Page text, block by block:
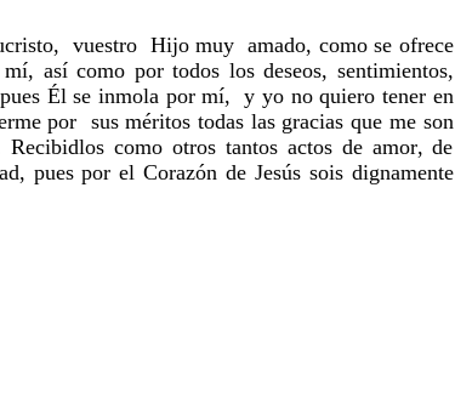
vuestro Hijo muy amado, como se ofrece
así como por todos los deseos, sentimientos,
Él se inmola por mí, y yo no quiero tener en
por sus méritos todas las gracias que me son
como otros tantos actos de amor, de
pues por el Corazón de Jesús sois dignamente